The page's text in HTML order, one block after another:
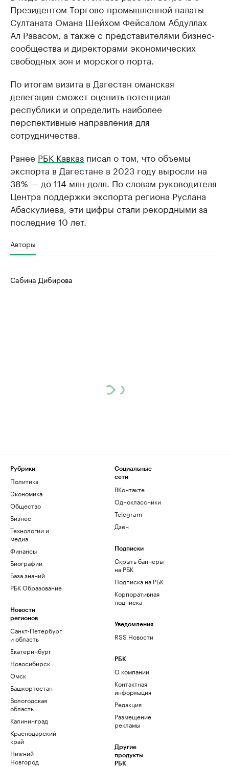
Президентом Торгово-промышленной палаты
Султаната Омана Шейхом Фейсалом Абдуллах
Ал Равасом, а также с представителями бизнес-
сообщества и директорами экономических
свободных зон и морского порта.
По итогам визита в Дагестан оманская
делегация сможет оценить потенциал
республики и определить наиболее
перспективные направления для
сотрудничества.
Ранее РБК Кавказ писал о том, что объемы
экспорта в Дагестане в 2023 году выросли на
38% — до 114 млн долл. По словам руководителя
Центра поддержки экспорта региона Руслана
Абаскулиева, эти цифры стали рекордными за
последние 10 лет.
Авторы
Сабина Дибирова
Рубрики
Политика
Экономика
Общество
Бизнес
Технологии и
медиа
Финансы
Биографии
База знаний
РБК Образование
Новости
регионов
Санкт-Петербург
и область
Екатеринбург
Новосибирск
Омск
Башкортостан
Вологодская
область
Калининград
Краснодарский
край
Нижний
Новгород
Социальные
сети
ВКонтакте
Одноклассники
Telegram
Дзен
Подписки
Скрыть баннеры
на РБК
Подписка на РБК
Корпоративная
подписка
Уведомления
RSS Новости
РБК
О компании
Контактная
информация
Редакция
Размещение
рекламы
Другие
продукты
РБК